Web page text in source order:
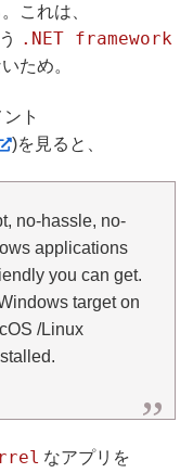
これは、
.NET framework
ため。
ト
)を見ると、
no-hassle, no-
applications
you can get.
target on
/Linux
なアプリを